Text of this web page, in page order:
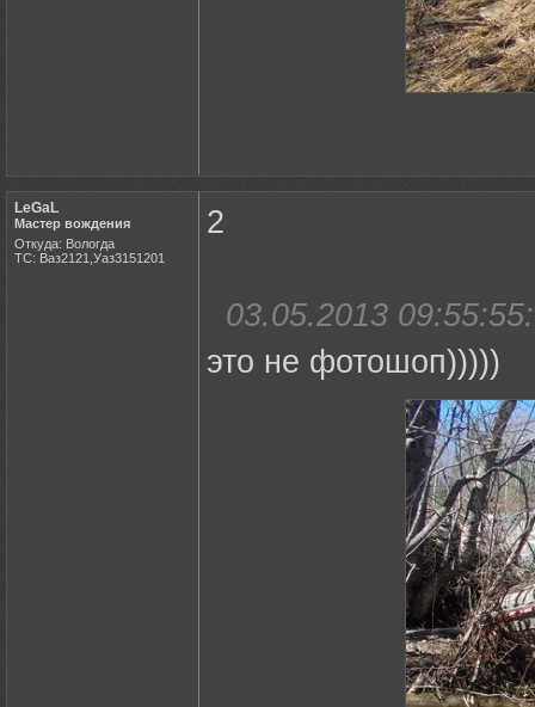
LeGaL
Мастер вождения
Откуда: Вологда
ТС: Ваз2121,Уаз3151201
2
03.05.2013 09:55:55:
это не фотошоп)))))